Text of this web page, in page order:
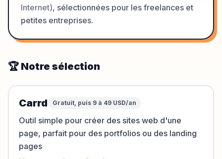
Internet), sélectionnées pour les freelances et
petites entreprises.
🏆 Notre sélection
Carrd Gratuit, puis 9 à 49 USD/an
Outil simple pour créer des sites web d'une
page, parfait pour des portfolios ou des landing
pages